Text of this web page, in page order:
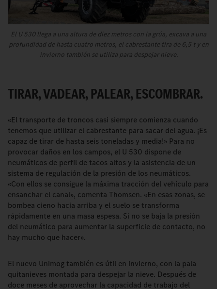
El U 530 llega a una altura de diez metros con la grúa, excava a una
profundidad de hasta cuatro metros, el cabrestante tira de 6,5 t y en
invierno también se utiliza para despejar nieve.
TIRAR, VADEAR, PALEAR, ESCOMBRAR.
«El transporte de troncos casi siempre comienza cuando
tenemos que utilizar el cabrestante para sacar del agua. ¡Es
capaz de tirar de hasta seis toneladas y media!» Para no
provocar daños en los campos, el U 530 dispone de
neumáticos de perfil de tacos altos y la asistencia de un
sistema de regulación de la presión de los neumáticos.
«Con ellos se consigue la máxima tracción del vehículo para
ensanchar el canal», comenta Thomsen. «En esas zonas, se
bombea cieno hacia arriba y el suelo se transforma
rápidamente en una masa espesa. Si no se baja la presión
del neumático para aumentar la superficie de contacto, no
hay mucho que hacer».
El nuevo Unimog también es útil en invierno, con la pala
quitanieves montada para despejar la nieve. Después de
doce meses de aprovechar la capacidad de trabajo del